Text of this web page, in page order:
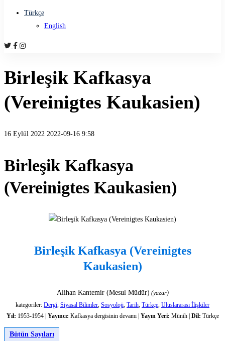
Türkçe
English
Birleşik Kafkasya
(Vereinigtes Kaukasien)
16 Eylül 2022 2022-09-16 9:58
Birleşik Kafkasya
(Vereinigtes Kaukasien)
Birleşik Kafkasya (Vereinigtes
Kaukasien)
Alihan Kantemir (Mesul Müdür) (yazar)
kategoriler: Dergi, Siyasal Bilimler, Sosyoloji, Tarih, Türkçe, Uluslararası İlişkiler
Yıl: 1953-1954 | Yayıncı: Kafkasya dergisinin devamı | Yayın Yeri: Münih | Dil: Türkçe
Bütün Sayıları